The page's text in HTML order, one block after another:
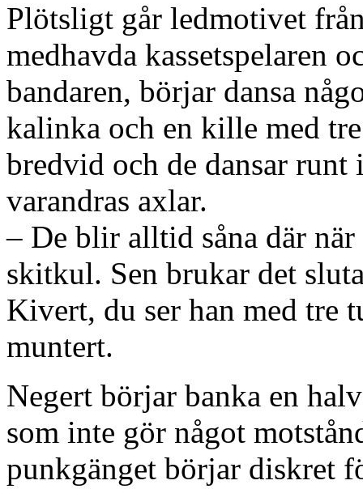
Plötsligt går ledmotivet
medhavda kassetspelaren
bandaren, börjar dansa
kalinka och en kille med
bredvid och de dansar runt
varandras axlar.
– De blir alltid såna där
skitkul. Sen brukar det
Kivert, du ser han med tre
muntert.
Negert börjar banka en
som inte gör något
punkgänget börjar diskret